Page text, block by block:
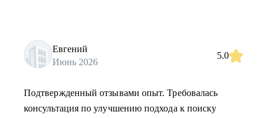
Евгений
Июнь 2026
5.0
Подтвержденный отзывами опыт. Требовалась
консультация по улучшению подхода к поиску